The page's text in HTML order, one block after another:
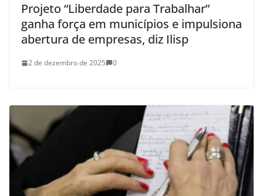
Projeto “Liberdade para Trabalhar”
ganha força em municípios e impulsiona
abertura de empresas, diz Ilisp
2 de dezembro de 2025 0